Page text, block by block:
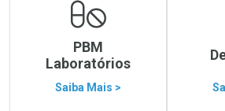
PBM
Laboratórios
Saiba Mais >